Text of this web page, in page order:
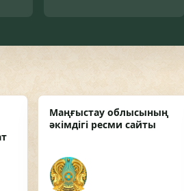
Маңғыстау облысының
әкімдігі ресми сайты